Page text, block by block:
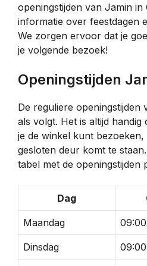
openingstijden van Jamin in
informatie over feestdagen
We zorgen ervoor dat je
je volgende bezoek!
Openingstijden
De reguliere openingstijden
als volgt. Het is altijd
je de winkel kunt
gesloten deur komt te
tabel met de openingstijden
Dag
Maandag
Dinsdag